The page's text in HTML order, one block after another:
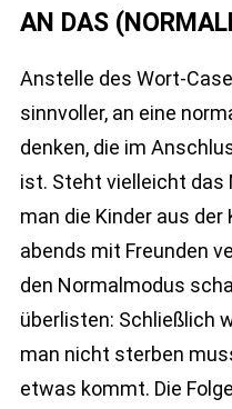
AN DAS
Anstelle des Wort-
sinnvoller, an eine
denken, die im
ist. Steht vielleicht das
man die Kinder aus
abends mit Freunden
den Normalmodus
überlisten: Schließlich
man nicht sterben
etwas kommt. Die